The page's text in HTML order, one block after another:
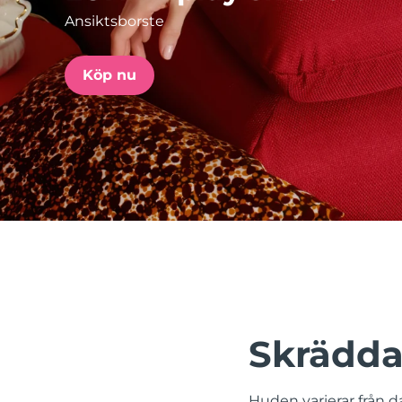
Ansiktsborste
Köp nu
issa™ Teeth Whitening Set
FAQ™ Dual LED Panel
POPULÄR